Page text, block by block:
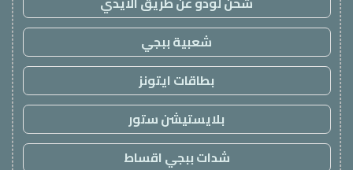
شعبية ببجي
بطاقات ايتونز
بلايستيشن ستور
شدات ببجي اقساط